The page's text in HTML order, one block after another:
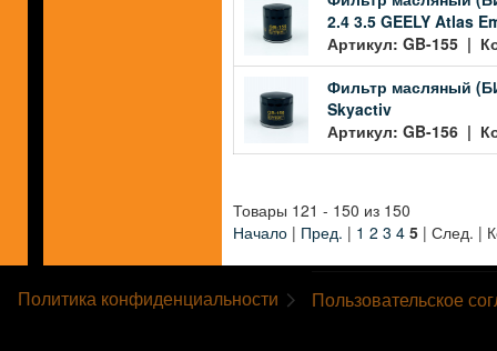
2.4 3.5 GEELY Atlas
Артикул: GB-155 |
Фильтр масляный
Skyactiv
Артикул: GB-156 |
Товары 121 - 150 из 150
Начало | Пред. | 1 2 3 4 5 | След. |
Политика конфиденциальности Пользовательское